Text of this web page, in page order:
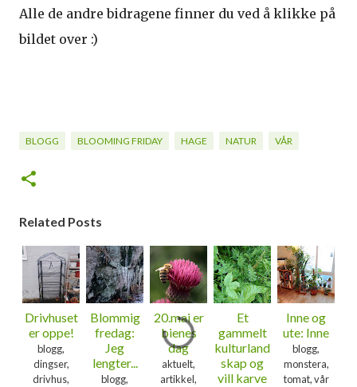
Alle de andre bidragene finner du ved å klikke på
bildet over :)
BLOGG BLOOMING FRIDAY HAGE NATUR VÅR
Related Posts
Drivhuset
er oppe!
blogg,
dingser,
drivhus,
Blommig
fredag:
Jeg
lengter...
blogg,
20.mai er
bienes
dag
aktuelt,
artikkel,
Et
gammelt
kulturland
skap og
vill karve
Inne og
ute: Inne
blogg,
monstera,
tomat, vår